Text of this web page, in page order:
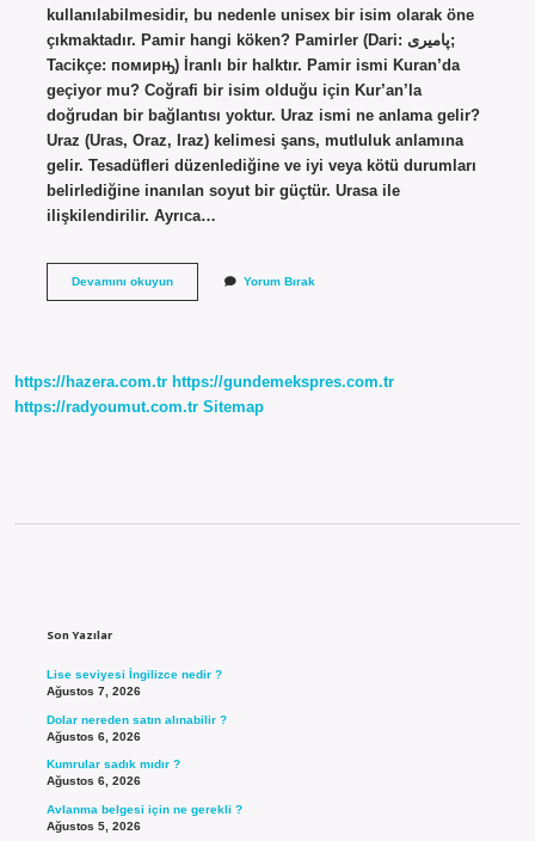
kullanılabilmesidir, bu nedenle unisex bir isim olarak öne
çıkmaktadır. Pamir hangi köken? Pamirler (Dari: پامیری;
Tacikçe: помирԣ) İranlı bir halktır. Pamir ismi Kuran’da
geçiyor mu? Coğrafi bir isim olduğu için Kur’an’la
doğrudan bir bağlantısı yoktur. Uraz ismi ne anlama gelir?
Uraz (Uras, Oraz, Iraz) kelimesi şans, mutluluk anlamına
gelir. Tesadüfleri düzenlediğine ve iyi veya kötü durumları
belirlediğine inanılan soyut bir güçtür. Urasa ile
ilişkilendirilir. Ayrıca…
Devamını okuyunFamir
Yorum Bırak
https://hazera.com.tr https://gundemekspres.com.tr
https://radyoumut.com.tr Sitemap
Son Yazılar
Lise seviyesi İngilizce nedir ?
Ağustos 7, 2026
Dolar nereden satın alınabilir ?
Ağustos 6, 2026
Kumrular sadık mıdır ?
Ağustos 6, 2026
Avlanma belgesi için ne gerekli ?
Ağustos 5, 2026